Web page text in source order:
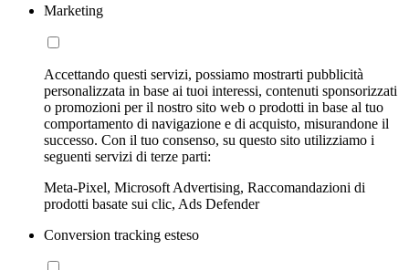
Marketing
Accettando questi servizi, possiamo mostrarti pubblicità
personalizzata in base ai tuoi interessi, contenuti sponsorizzati
o promozioni per il nostro sito web o prodotti in base al tuo
comportamento di navigazione e di acquisto, misurandone il
successo. Con il tuo consenso, su questo sito utilizziamo i
seguenti servizi di terze parti:
Meta-Pixel, Microsoft Advertising, Raccomandazioni di
prodotti basate sui clic, Ads Defender
Conversion tracking esteso